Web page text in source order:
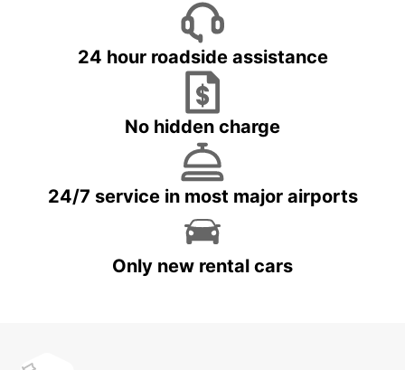
24 hour roadside assistance
No hidden charge
24/7 service in most major airports
Only new rental cars